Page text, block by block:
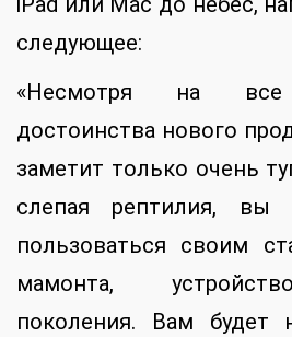
следующее:
«Несмотря на все
достоинства нового
заметит только очень
слепая рептилия, вы
пользоваться своим
мамонта,
поколения. Вам будет